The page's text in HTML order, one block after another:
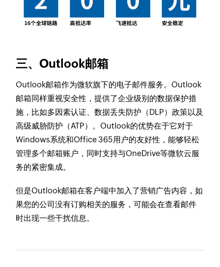
三、Outlook邮箱
Outlook邮箱作为微软旗下的电子邮件服务。Outlook
邮箱同样重视安全性，提供了企业级别的数据保护措
施，比如多因素认证、数据丢失防护（DLP）政策以及
高级威胁防护（ATP）。Outlook的优势在于它对于
Windows系统和Office 365用户的友好性，能够轻松
管理多个邮箱账户，同时支持与OneDrive等微软云服
务的紧密集成。
但是Outlook邮箱在客户端中加入了营销广告内容，如
果您的公司没有订购相关的服务，可能会在查看邮件
时出现一些干扰信息。